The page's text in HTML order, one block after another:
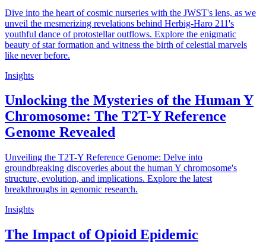
Dive into the heart of cosmic nurseries with the JWST's lens, as we
unveil the mesmerizing revelations behind Herbig-Haro 211's
youthful dance of protostellar outflows. Explore the enigmatic
beauty of star formation and witness the birth of celestial marvels
like never before.
Insights
Unlocking the Mysteries of the Human Y
Chromosome: The T2T-Y Reference
Genome Revealed
Unveiling the T2T-Y Reference Genome: Delve into
groundbreaking discoveries about the human Y chromosome's
structure, evolution, and implications. Explore the latest
breakthroughs in genomic research.
Insights
The Impact of Opioid Epidemic